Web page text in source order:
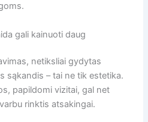
gali kainuoti daug
netiksliai gydytas
sąkandis – tai ne tik estetika.
papildomi vizitai, gal net
rinktis atsakingai.